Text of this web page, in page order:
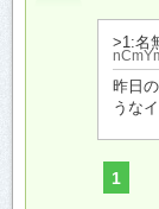
>1:名
昨日
うな
1